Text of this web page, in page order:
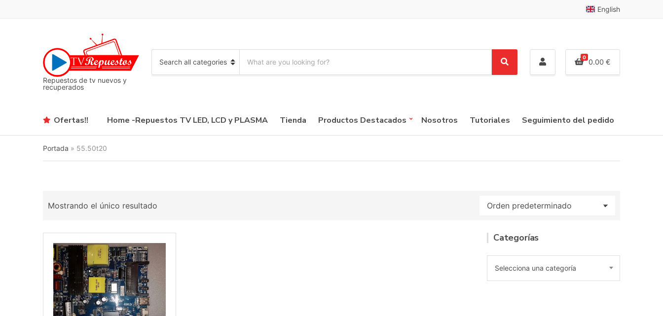
English
Repuestos de tv nuevos y
recuperados
a
r
y
a
r
c
S
e
h
0
0.00 €
Ofertas!! Home -Repuestos TV LED, LCD y PLASMA Tienda Productos Destacados Nosotros Tutoriales Seguimiento del pedido
Portada » 55.50t20
Mostrando el único resultado
Categorías
Selecciona una categoría